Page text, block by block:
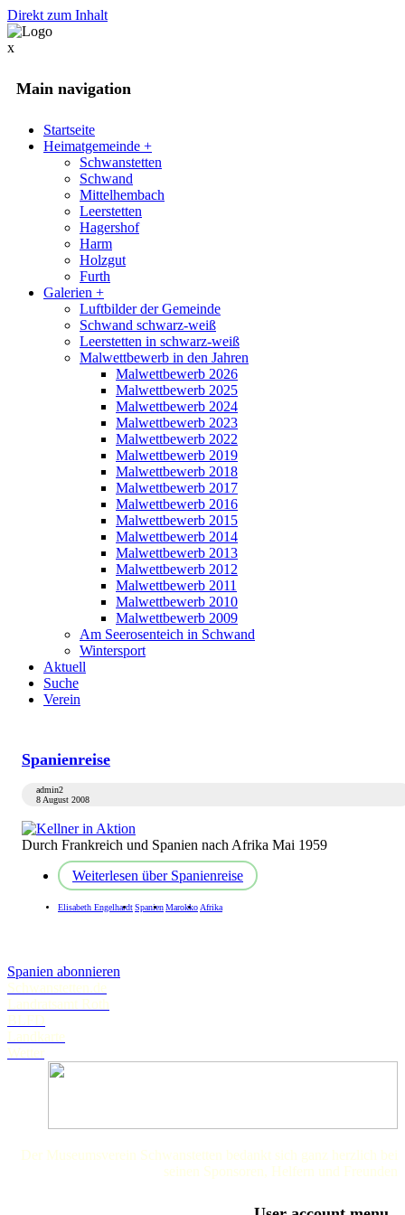
Direkt zum Inhalt
x
Main navigation
Startseite
Heimatgemeinde +
Schwanstetten
Schwand
Mittelhembach
Leerstetten
Hagershof
Harm
Holzgut
Furth
Galerien +
Luftbilder der Gemeinde
Schwand schwarz-weiß
Leerstetten in schwarz-weiß
Malwettbewerb in den Jahren
Malwettbewerb 2026
Malwettbewerb 2025
Malwettbewerb 2024
Malwettbewerb 2023
Malwettbewerb 2022
Malwettbewerb 2019
Malwettbewerb 2018
Malwettbewerb 2017
Malwettbewerb 2016
Malwettbewerb 2015
Malwettbewerb 2014
Malwettbewerb 2013
Malwettbewerb 2012
Malwettbewerb 2011
Malwettbewerb 2010
Malwettbewerb 2009
Am Seerosenteich in Schwand
Wintersport
Aktuell
Suche
Verein
Spanienreise
admin2
8 August 2008
Durch Frankreich und Spanien nach Afrika Mai 1959
Weiterlesen über Spanienreise
Elisabeth EngelhardtSpanienMarokko Afrika
Spanien abonnieren
Schwanstetten.de
Landratsamt Roth
BLFD
Landkarte
Wetter
Der Museumsverein Schwanstetten bedankt sich ganz herzlich bei
seinen Sponsoren, Helfern und Freunden